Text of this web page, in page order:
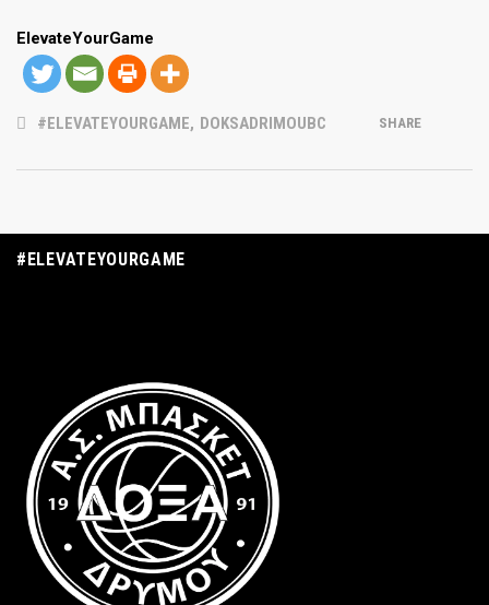
ElevateYourGame
#ELEVATEYOURGAME, DOKSADRIMOUBC SHARE
#ELEVATEYOURGAME